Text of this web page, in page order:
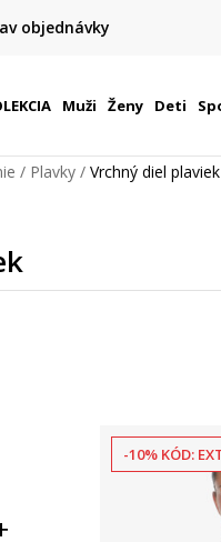
objednávky
AŽ -60 %
% len do 9. 8.
Muži Ženy Deti
Plavky Vrchný diel plaviek
-10% KÓD: